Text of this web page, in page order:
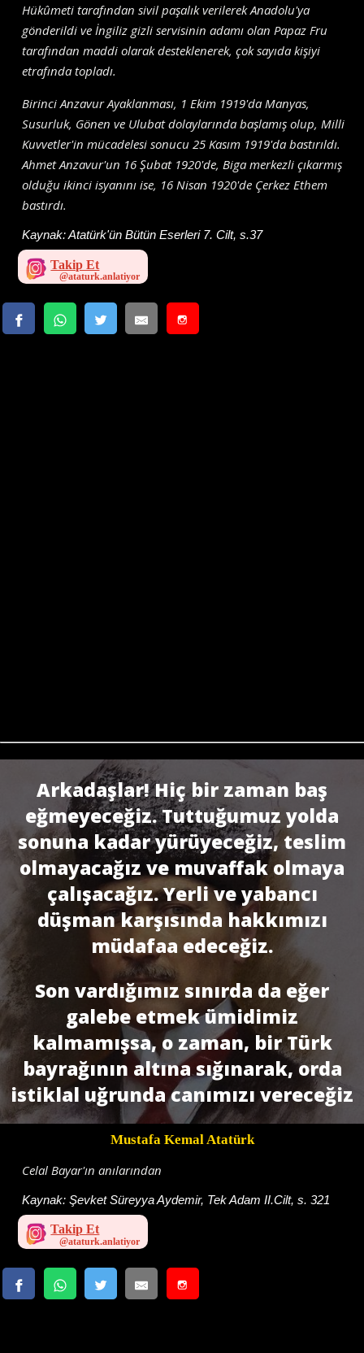
Hükûmeti tarafından sivil paşalık verilerek Anadolu'ya
gönderildi ve İngiliz gizli servisinin adamı olan Papaz Fru
tarafından maddi olarak desteklenerek, çok sayıda kişiyi
etrafında topladı.
Birinci Anzavur Ayaklanması, 1 Ekim 1919'da Manyas,
Susurluk, Gönen ve Ulubat dolaylarında başlamış olup, Milli
Kuvvetler'in mücadelesi sonucu 25 Kasım 1919'da bastırıldı.
Ahmet Anzavur'un 16 Şubat 1920'de, Biga merkezli çıkarmış
olduğu ikinci isyanını ise, 16 Nisan 1920'de Çerkez Ethem
bastırdı.
Kaynak:Atatürk'ün Bütün Eserleri 7. Cilt, s.37
Takip Et
Arkadaşlar! Hiç bir zaman baş
eğmeyeceğiz. Tuttuğumuz yolda
sonuna kadar yürüyeceğiz, teslim
olmayacağız ve muvaffak olmaya
çalışacağız. Yerli ve yabancı
düşman karşısında hakkımızı
müdafaa edeceğiz.
Son vardığımız sınırda da eğer
galebe etmek ümidimiz
kalmamışsa, o zaman, bir Türk
bayrağının altına sı­ğınarak, orda
istiklal uğrunda canımızı vereceğiz
Mustafa Kemal Atatürk
Celal Bayar'ın anılarından
Kaynak:Şevket Süreyya Aydemir, Tek Adam II.Cilt, s. 321
Takip Et